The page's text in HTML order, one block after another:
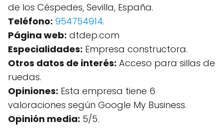
de los Céspedes, Sevilla, España.
Teléfono: 954754914.
Página web: dtdep.com
Especialidades: Empresa constructora.
Otros datos de interés: Acceso para sillas de
ruedas.
Opiniones: Esta empresa tiene 6
valoraciones según Google My Business.
Opinión media: 5/5.